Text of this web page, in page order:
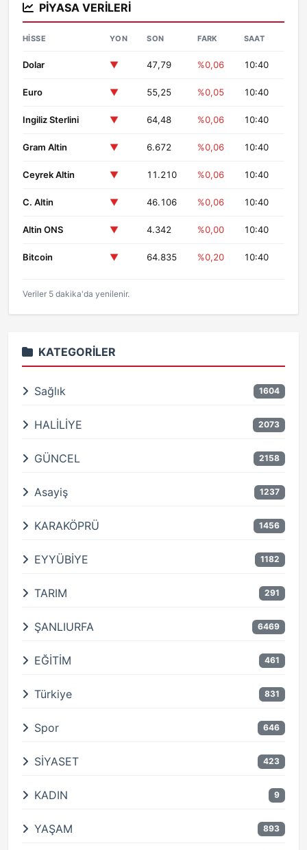
PIYASA VERILERI
HISSE YON SON FARK SAAT
Dolar ▼ 47,79 %0,06 10:40
Euro ▼ 55,25 %0,05 10:40
Ingiliz Sterlini ▼ 64,48 %0,06 10:40
Gram Altin ▼ 6.672 %0,06 10:40
Ceyrek Altin ▼ 11.210 %0,06 10:40
C. Altin ▼ 46.106 %0,06 10:40
Altin ONS ▼ 4.342 %0,00 10:40
Bitcoin ▼ 64.835 %0,20 10:40
Veriler 5 dakika'da yenilenir.
KATEGORILER
Sağlık 1604
HALİLİYE 2073
GÜNCEL 2158
Asayiş 1237
KARAKÖPRÜ 1456
EYYÜBİYE 1182
TARIM 291
ŞANLIURFA 6469
EĞİTİM 461
Türkiye 831
Spor 646
SİYASET 423
KADIN 9
YAŞAM 893